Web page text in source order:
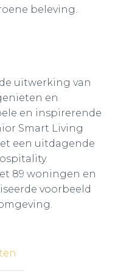
beleving.
uitwerking van
en
en inspirerende
Smart Living
een uitdagende
89 woningen en
voorbeeld